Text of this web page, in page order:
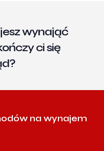
wynająć
ci się
na wynajem